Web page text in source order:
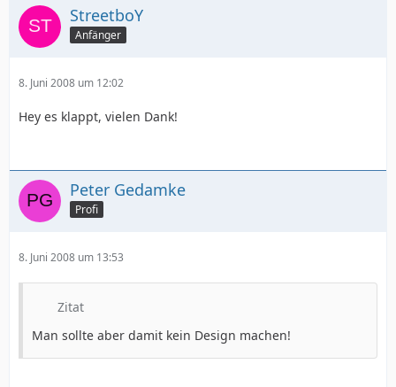
StreetboY
Anfänger
8. Juni 2008 um 12:02
Hey es klappt, vielen Dank!
Peter Gedamke
Profi
8. Juni 2008 um 13:53
Zitat
Man sollte aber damit kein Design machen!